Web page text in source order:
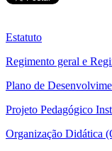
Estatuto
Regimento geral e
Plano de
Projeto Pedagógico
Organização Didática